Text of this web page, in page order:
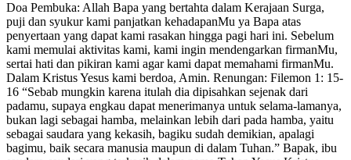
Doa Pembuka: Allah Bapa yang bertahta dalam Kerajaan Surga,
puji dan syukur kami panjatkan kehadapanMu ya Bapa atas
penyertaan yang dapat kami rasakan hingga pagi hari ini. Sebelum
kami memulai aktivitas kami, kami ingin mendengarkan firmanMu,
sertai hati dan pikiran kami agar kami dapat memahami firmanMu.
Dalam Kristus Yesus kami berdoa, Amin. Renungan: Filemon 1: 15-
16 “Sebab mungkin karena itulah dia dipisahkan sejenak dari
padamu, supaya engkau dapat menerimanya untuk selama-lamanya,
bukan lagi sebagai hamba, melainkan lebih dari pada hamba, yaitu
sebagai saudara yang kekasih, bagiku sudah demikian, apalagi
bagimu, baik secara manusia maupun di dalam Tuhan.” Bapak, ibu